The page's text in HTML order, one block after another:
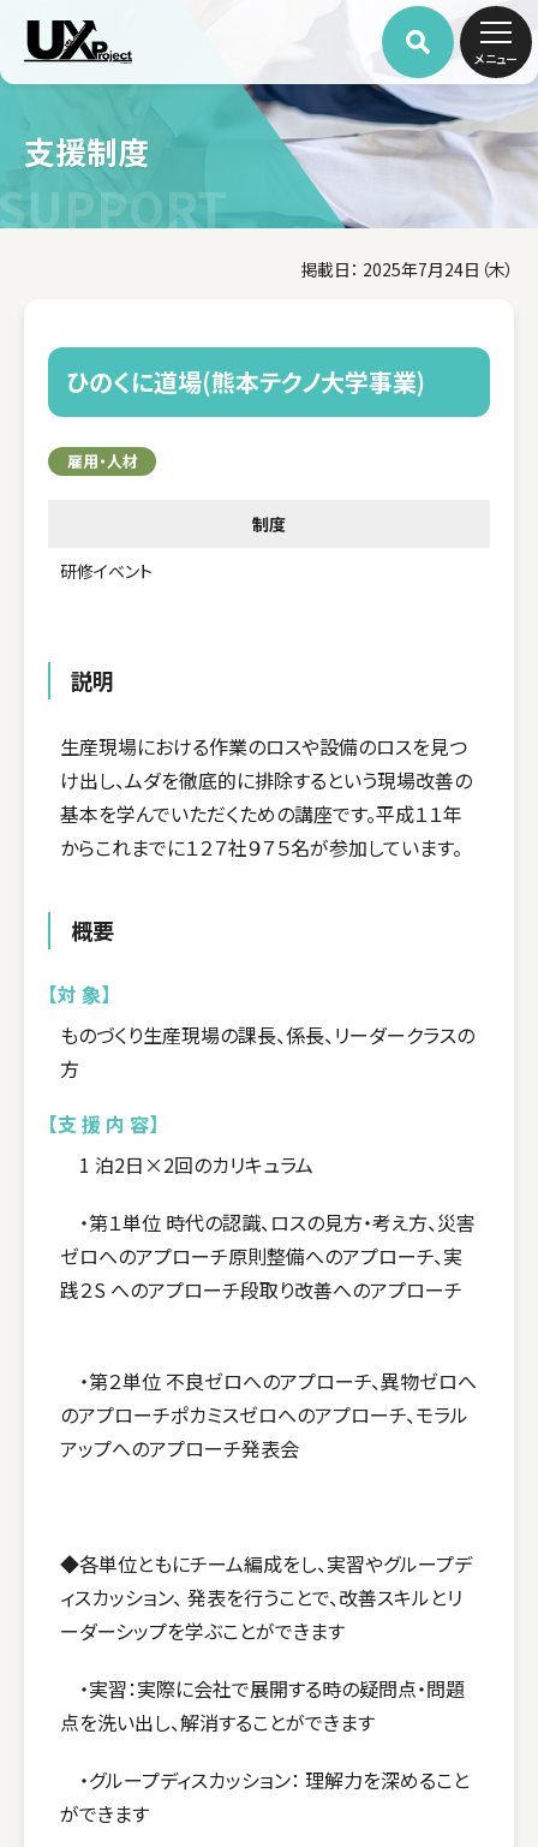
メニュー
支援制度
掲載日： 2025年7月24日（木）
ひのくに道場(熊本テクノ大学事業)
雇用・人材
制度
研修イベント
説明
生産現場における作業のロスや設備のロスを見つ
け出し、ムダを徹底的に排除するという現場改善の
基本を学んでいただくための講座です。平成１１年
からこれまでに１２７社９７５名が参加しています。
概要
【対 象】
ものづくり生産現場の課長、係長、リーダークラスの
方
【支 援 内 容】
1 泊2日×2回のカリキュラム
・第１単位 時代の認識、ロスの見方・考え方、災害
ゼロへのアプローチ原則整備へのアプローチ、実
践２S へのアプローチ段取り改善へのアプローチ
・第２単位 不良ゼロへのアプローチ、異物ゼロへ
のアプローチポカミスゼロへのアプローチ、モラル
アップへのアプローチ発表会
◆各単位ともにチーム編成をし、実習やグループデ
ィスカッション、 発表を行うことで、改善スキルとリ
ーダーシップを学ぶことができます
・実習：実際に会社で展開する時の疑問点・問題
点を洗い出し、解消することができます
・グループディスカッション： 理解力を深めること
ができます